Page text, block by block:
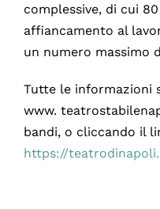
complessive, di cui
affiancamento al
un numero massimo
Tutte le informazioni
www.
bandi, o cliccando il
https://